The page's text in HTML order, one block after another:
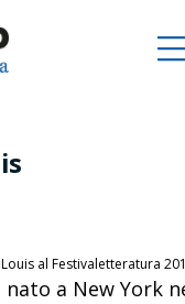
Louis al Festivaletteratura
nato a New York